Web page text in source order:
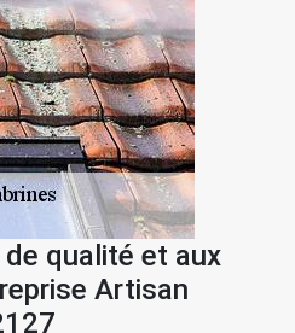
qualité et aux
Artisan